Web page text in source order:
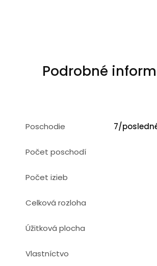
Podrobné
Poschodie 7/
Počet poschodí
Počet izieb
Celková rozloha
Úžitková plocha
Vlastníctvo